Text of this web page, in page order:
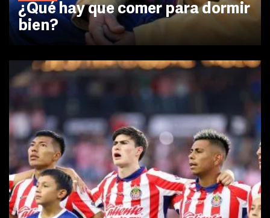
¿Qué hay que comer para dormir
bien?